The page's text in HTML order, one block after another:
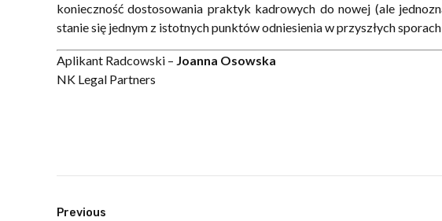
konieczność dostosowania praktyk kadrowych do nowej (ale
stanie się jednym z istotnych punktów odniesienia w przyszłych
Aplikant Radcowski – Joanna Osowska
NK Legal Partners
Previous